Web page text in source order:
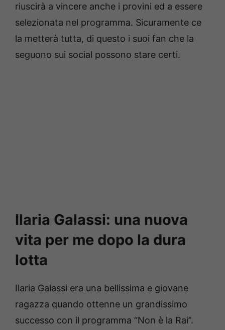
riuscirà a vincere anche i provini ed a essere
selezionata nel programma. Sicuramente ce
la metterà tutta, di questo i suoi fan che la
seguono sui social possono stare certi.
Ilaria Galassi: una nuova
vita per me dopo la dura
lotta
Ilaria Galassi era una bellissima e giovane
ragazza quando ottenne un grandissimo
successo con il programma “Non è la Rai”.